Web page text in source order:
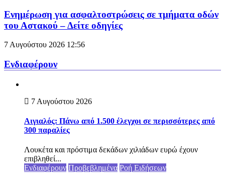
Ενημέρωση για ασφαλτοστρώσεις σε τμήματα οδών
του Αστακού – Δείτε οδηγίες
7 Αυγούστου 2026 12:56
Ενδιαφέρουν
7 Αυγούστου 2026
Αιγιαλός: Πάνω από 1.500 έλεγχοι σε περισσότερες από
300 παραλίες
Λουκέτα και πρόστιμα δεκάδων χιλιάδων ευρώ έχουν
επιβληθεί...
Ενδιαφέρουν Προβεβλημένα Ροή Ειδήσεων